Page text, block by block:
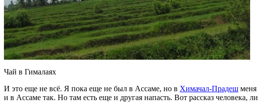
Чай в Гималаях
И это еще не всё. Я пока еще не был в Ассаме, но в Химачал-Прадеш
и в Ассаме так. Но там есть еще и другая напасть. Вот рассказ человека,